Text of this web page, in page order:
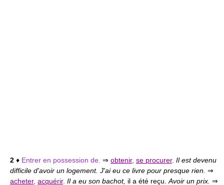
2 ♦ Entrer en possession de. ⇒ obtenir, se procurer. Il est devenu
difficile d'avoir un logement. J'ai eu ce livre pour presque rien. ⇒
acheter, acquérir. Il a eu son bachot, il a été reçu. Avoir un prix. ⇒